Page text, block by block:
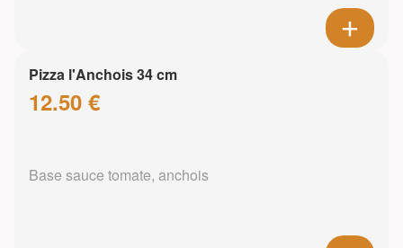
Pizza l'Anchois 34 cm
12.50 €
Base sauce tomate, anchois